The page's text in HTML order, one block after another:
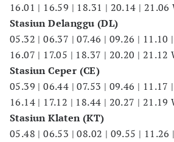
16.01 | 16.59 | 18.31 | 20.14 | 21.06
Stasiun Delanggu (DL)
05.32 | 06.37 | 07.46 | 09.26 | 11.10
16.07 | 17.05 | 18.37 | 20.20 | 21.12
Stasiun Ceper (CE)
05.39 | 06.44 | 07.53 | 09.46 | 11.17
16.14 | 17.12 | 18.44 | 20.27 | 21.19
Stasiun Klaten (KT)
05.48 | 06.53 | 08.02 | 09.55 | 11.26